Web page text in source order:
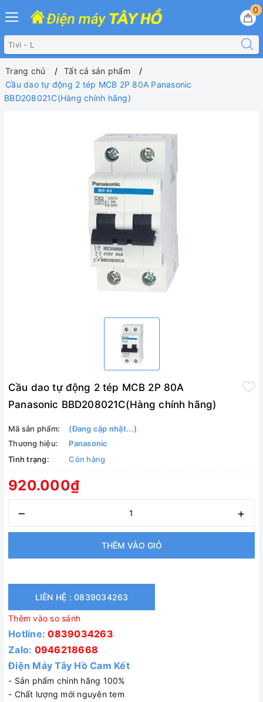
0
Trang chủ
Tất cả sản phẩm
Cầu dao tự động 2 tép MCB 2P 80A Panasonic
BBD208021C(Hàng chính hãng)
Cầu dao tự động 2 tép MCB 2P 80A
Panasonic BBD208021C(Hàng chính hãng)
Mã sản phẩm:
(Đang cập nhật...)
Thương hiệu:
Panasonic
Tình trạng:
Còn hàng
920.000₫
– +
THÊM VÀO GIỎ
LIÊN HỆ : 0839034263
Thêm vào so sánh
Hotline:0839034263
Zalo: 0946218668
Điện Máy Tây Hồ Cam Kết
- Sản phẩm chính hãng 100%
- Chất lượng mới nguyên tem